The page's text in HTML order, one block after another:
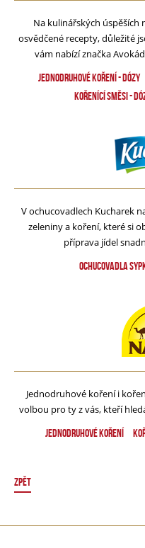
Na kulinářských úspěších
osvědčené recepty, důležité
vám nabízí značka
Jednodruhové koření - dózy
Kořenící směsi -
V ochucovadlech Kucharek
zeleniny a koření, které si
příprava jídel
Ochucovadla
Jednodruhové koření i
volbou pro ty z vás, kteří
Jednodruhové koření
ZPĚT